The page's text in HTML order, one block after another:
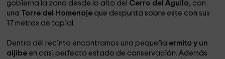
gobierna la zona desde lo alto del Cerro del Águila, con
una Torre del Homenaje que despunta sobre este con sus
17 metros de tapial.
Dentro del recinto encontramos una pequeña ermita y un
aljibe en casi perfecto estado de conservación. Además